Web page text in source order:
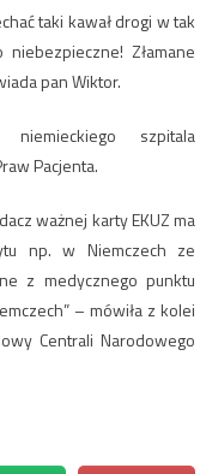
taki kawał drogi w tak
Złamane
pan Wiktor.
szpitala
Pacjenta.
ważnej karty EKUZ ma
np. w Niemczech ze
z medycznego punktu
– mówiła z kolei
Centrali Narodowego